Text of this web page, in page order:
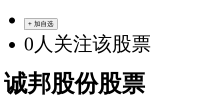
+ 加自选
0 人关注该股票
诚邦股份股票